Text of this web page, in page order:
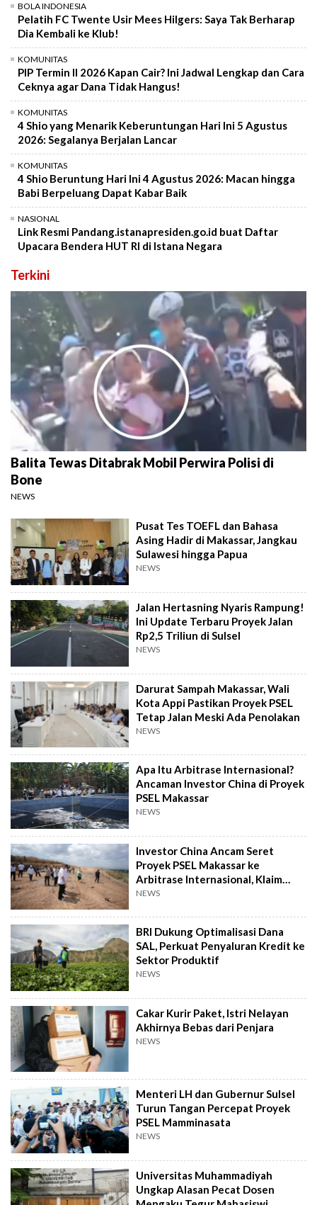
BOLA INDONESIA
Pelatih FC Twente Usir Mees Hilgers: Saya Tak Berharap
Dia Kembali ke Klub!
KOMUNITAS
PIP Termin II 2026 Kapan Cair? Ini Jadwal Lengkap dan Cara
Ceknya agar Dana Tidak Hangus!
KOMUNITAS
4 Shio yang Menarik Keberuntungan Hari Ini 5 Agustus
2026: Segalanya Berjalan Lancar
KOMUNITAS
4 Shio Beruntung Hari Ini 4 Agustus 2026: Macan hingga
Babi Berpeluang Dapat Kabar Baik
NASIONAL
Link Resmi Pandang.istanapresiden.go.id buat Daftar
Upacara Bendera HUT RI di Istana Negara
Terkini
Balita Tewas Ditabrak Mobil Perwira Polisi di
Bone
NEWS
Pusat Tes TOEFL dan Bahasa
Asing Hadir di Makassar, Jangkau
Sulawesi hingga Papua
NEWS
Jalan Hertasning Nyaris Rampung!
Ini Update Terbaru Proyek Jalan
Rp2,5 Triliun di Sulsel
NEWS
Darurat Sampah Makassar, Wali
Kota Appi Pastikan Proyek PSEL
Tetap Jalan Meski Ada Penolakan
NEWS
Apa Itu Arbitrase Internasional?
Ancaman Investor China di Proyek
PSEL Makassar
NEWS
Investor China Ancam Seret
Proyek PSEL Makassar ke
Arbitrase Internasional, Klaim
Rugi Rp2,4 T
NEWS
BRI Dukung Optimalisasi Dana
SAL, Perkuat Penyaluran Kredit ke
Sektor Produktif
NEWS
Cakar Kurir Paket, Istri Nelayan
Akhirnya Bebas dari Penjara
NEWS
Menteri LH dan Gubernur Sulsel
Turun Tangan Percepat Proyek
PSEL Mamminasata
NEWS
Universitas Muhammadiyah
Ungkap Alasan Pecat Dosen